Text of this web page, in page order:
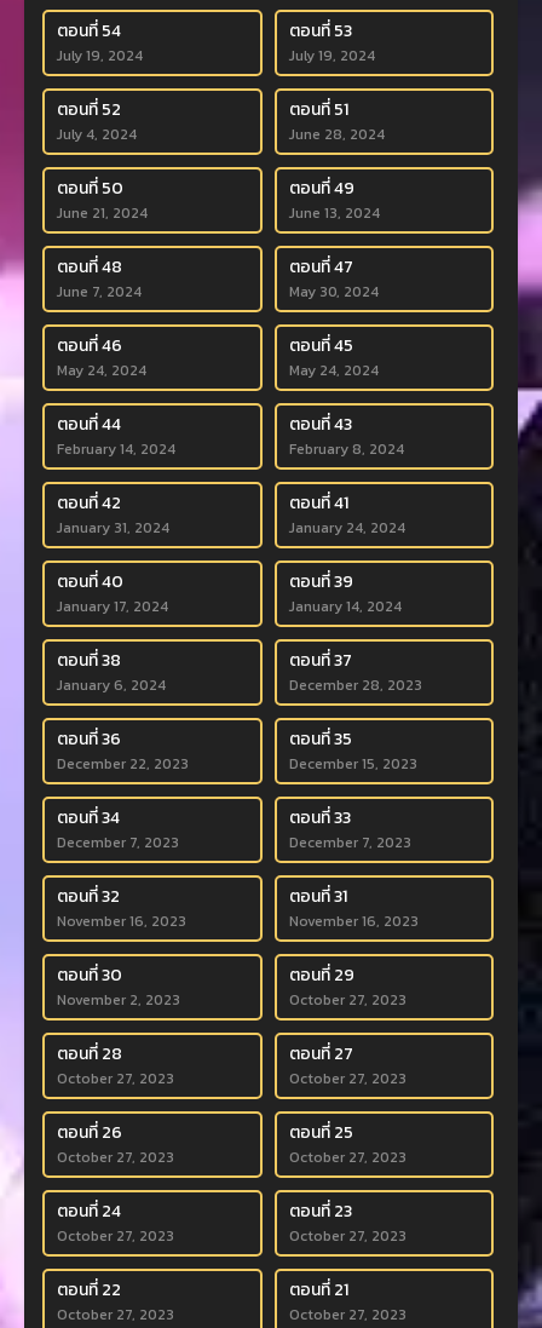
ตอนที่ 54
July 19, 2024
ตอนที่ 53
July 19, 2024
ตอนที่ 52
July 4, 2024
ตอนที่ 51
June 28, 2024
ตอนที่ 50
June 21, 2024
ตอนที่ 49
June 13, 2024
ตอนที่ 48
June 7, 2024
ตอนที่ 47
May 30, 2024
ตอนที่ 46
May 24, 2024
ตอนที่ 45
May 24, 2024
ตอนที่ 44
February 14, 2024
ตอนที่ 43
February 8, 2024
ตอนที่ 42
January 31, 2024
ตอนที่ 41
January 24, 2024
ตอนที่ 40
January 17, 2024
ตอนที่ 39
January 14, 2024
ตอนที่ 38
January 6, 2024
ตอนที่ 37
December 28, 2023
ตอนที่ 36
December 22, 2023
ตอนที่ 35
December 15, 2023
ตอนที่ 34
December 7, 2023
ตอนที่ 33
December 7, 2023
ตอนที่ 32
November 16, 2023
ตอนที่ 31
November 16, 2023
ตอนที่ 30
November 2, 2023
ตอนที่ 29
October 27, 2023
ตอนที่ 28
October 27, 2023
ตอนที่ 27
October 27, 2023
ตอนที่ 26
October 27, 2023
ตอนที่ 25
October 27, 2023
ตอนที่ 24
October 27, 2023
ตอนที่ 23
October 27, 2023
ตอนที่ 22
October 27, 2023
ตอนที่ 21
October 27, 2023